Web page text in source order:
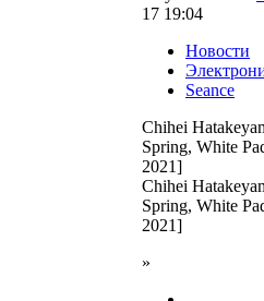
17 19:04
Новости
Seance
Chihei
Spring, White
2021]
Chihei
Spring, White
2021]
»